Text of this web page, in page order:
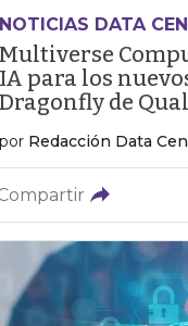
NOTICIAS DATA
Multiverse
IA para los
Dragonfly de
por Redacción Data